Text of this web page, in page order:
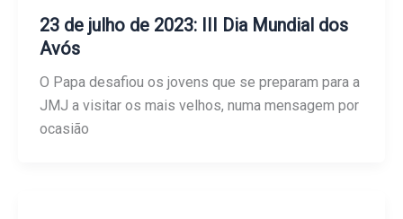
23 de julho de 2023: III Dia Mundial dos
Avós
O Papa desafiou os jovens que se preparam para a
JMJ a visitar os mais velhos, numa mensagem por
ocasião